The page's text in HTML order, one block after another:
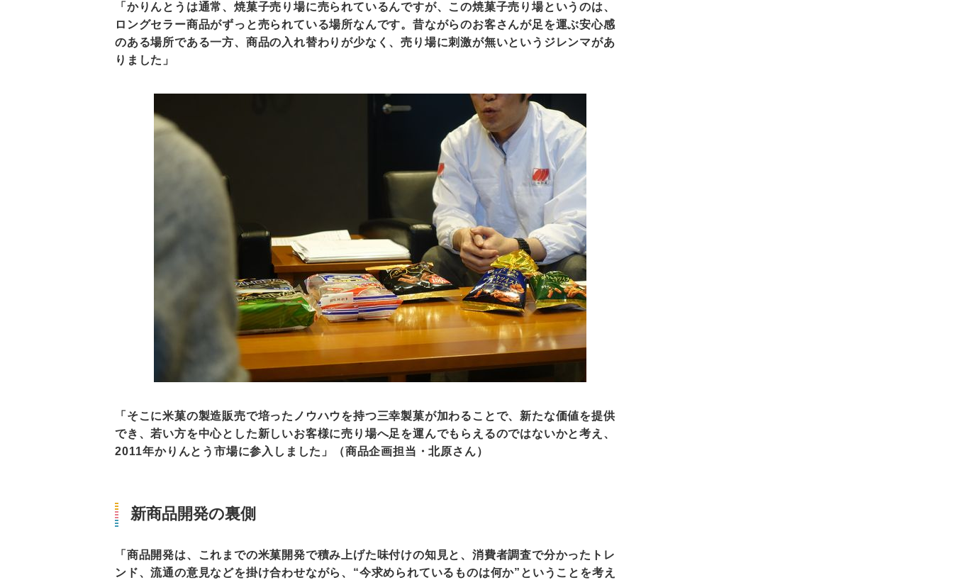
「かりんとうは通常、焼菓子売り場に売られているんですが、この焼菓子売り場というのは、
ロングセラー商品がずっと売られている場所なんです。昔ながらのお客さんが足を運ぶ安心感
のある場所である一方、商品の入れ替わりが少なく、売り場に刺激が無いというジレンマがあ
りました」
「そこに米菓の製造販売で培ったノウハウを持つ三幸製菓が加わることで、新たな価値を提供
でき、若い方を中心とした新しいお客様に売り場へ足を運んでもらえるのではないかと考え、
2011年かりんとう市場に参入しました」（商品企画担当・北原さん）
新商品開発の裏側
「商品開発は、これまでの米菓開発で積み上げた味付けの知見と、消費者調査で分かったトレ
ンド、流通の意見などを掛け合わせながら、“今求められているものは何か”ということを考え